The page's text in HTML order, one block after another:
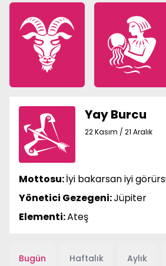
Yay Burcu
22 Kasım / 21 Aralık
Mottosu:İyi bakarsan iyi
Yönetici Gezegeni:Jüpiter
Elementi:Ateş
Bugün Haftalık Aylık